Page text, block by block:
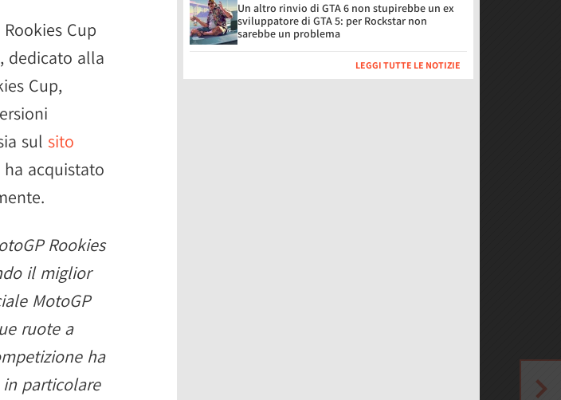
Cup
dedicato alla
Cup,
sul sito
ha acquistato
Rookies
il miglior
MotoGP
ruote a
ha
particolare
Un altro rinvio di GTA 6 non stupirebbe un ex
sviluppatore di GTA 5: per Rockstar non
sarebbe un problema
LEGGI TUTTE LE NOTIZIE